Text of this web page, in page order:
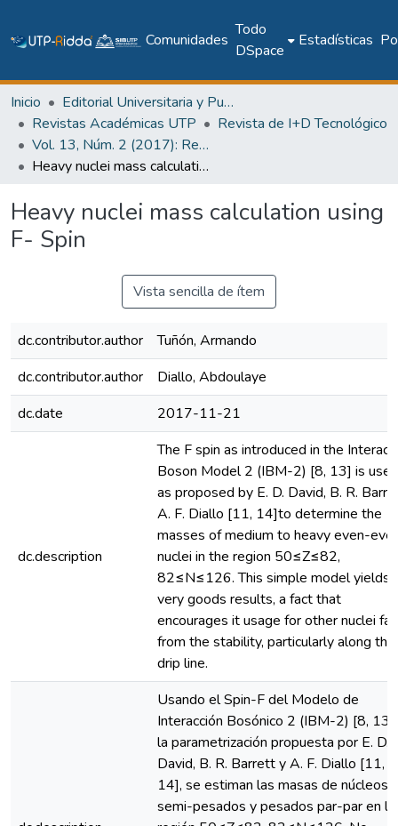
Comunidades
Todo
DSpace
Estadísticas
Inicio
Editorial Universitaria y Publicaciones Seriadas
Revistas Académicas UTP
Revista de I+D Tecnológico
Vol. 13, Núm. 2 (2017): Revista I+D Tecnológico
Heavy nuclei mass calculation using F- Spin
Heavy nuclei mass calculation using
F- Spin
Vista sencilla de ítem
dc.contributor.author
Tuñón, Armando
dc.contributor.author
Diallo, Abdoulaye
dc.date
2017-11-21
dc.description
The F spin as introduced in the
Boson Model 2 (IBM-2) [8, 13] is used
as proposed by E. D. David, B. R.
A. F. Diallo [11, 14]to determine the
masses of medium to heavy even-
nuclei in the region 50≤Z≤82,
82≤N≤126. This simple model yields
very goods results, a fact that
encourages it usage for other nuclei far
from the stability, particularly along the
drip line.
Usando el Spin-F del Modelo de
Interacción Bosónico 2 (IBM-2) [8, 13]
la parametrización propuesta por E. D.
David, B. R. Barrett y A. F. Diallo [11,
14], se estiman las masas de núcleos
semi-pesados y pesados par-par en la